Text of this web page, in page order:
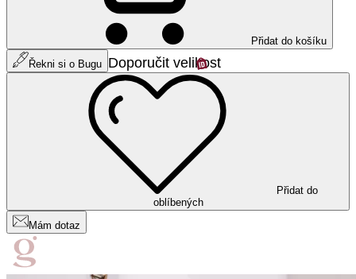
Přidat do košíku
Řekni si o Bugu Doporučit velikost
Přidat do
oblíbených
Mám dotaz